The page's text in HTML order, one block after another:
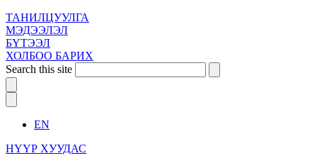
ТАНИЛЦУУЛГА
МЭДЭЭЛЭЛ
БҮТЭЭЛ
ХОЛБОО БАРИХ
Search this site
EN
НҮҮР ХУУДАС